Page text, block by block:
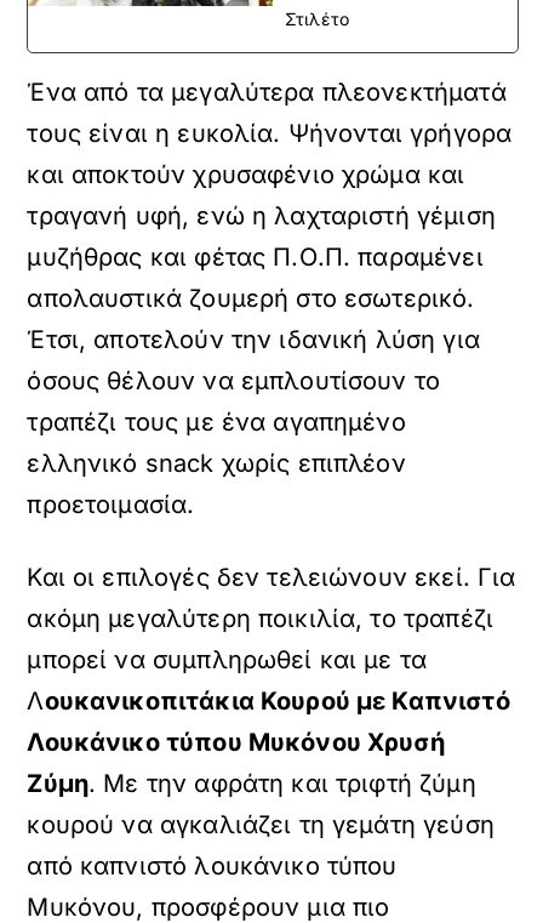
Στιλέτο
Ένα από τα μεγαλύτερα πλεονεκτήματά
τους είναι η ευκολία. Ψήνονται γρήγορα
και αποκτούν χρυσαφένιο χρώμα και
τραγανή υφή, ενώ η λαχταριστή γέμιση
μυζήθρας και φέτας Π.Ο.Π. παραμένει
απολαυστικά ζουμερή στο εσωτερικό.
Έτσι, αποτελούν την ιδανική λύση για
όσους θέλουν να εμπλουτίσουν το
τραπέζι τους με ένα αγαπημένο
ελληνικό snack χωρίς επιπλέον
προετοιμασία.
Και οι επιλογές δεν τελειώνουν εκεί. Για
ακόμη μεγαλύτερη ποικιλία, το τραπέζι
μπορεί να συμπληρωθεί και με τα
Λουκανικοπιτάκια Κουρού με Καπνιστό
Λουκάνικο τύπου Μυκόνου Χρυσή
Ζύμη. Με την αφράτη και τριφτή ζύμη
κουρού να αγκαλιάζει τη γεμάτη γεύση
από καπνιστό λουκάνικο τύπου
Μυκόνου, προσφέρουν μια πιο